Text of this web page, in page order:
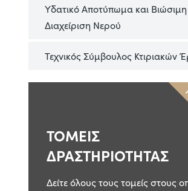
Υδατικό Αποτύπωμα και Βιώσιμη
Διαχείριση Νερού
Τεχνικός Σύμβουλος Κτιριακών
ΤΟΜΕΙΣ
ΔΡΑΣΤΗΡΙΟΤΗΤΑΣ
Δείτε όλους τους τομείς στους